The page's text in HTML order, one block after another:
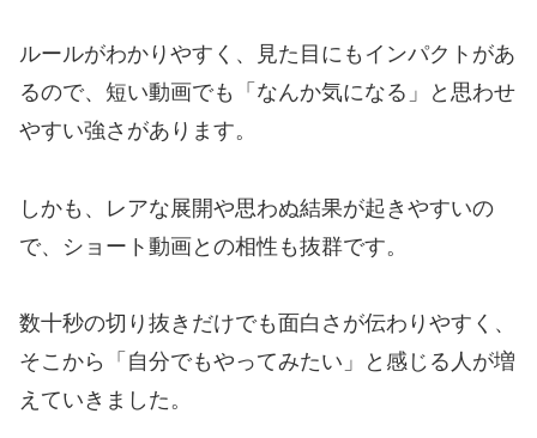
ルールがわかりやすく、見た目にもインパクトがあ
るので、短い動画でも「なんか気になる」と思わせ
やすい強さがあります。
しかも、レアな展開や思わぬ結果が起きやすいの
で、ショート動画との相性も抜群です。
数十秒の切り抜きだけでも面白さが伝わりやすく、
そこから「自分でもやってみたい」と感じる人が増
えていきました。